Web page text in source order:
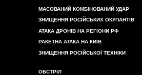
МАСОВАНИЙ КОМБІНОВАНИЙ УДАР
ЗНИЩЕННЯ РОСІЙСЬКИХ ОКУПАНТІВ
АТАКА ДРОНІВ НА РЕГІОНИ РФ
РАКЕТНА АТАКА НА КИЇВ
ЗНИЩЕННЯ РОСІЙСЬКОЇ ТЕХНІКИ
ОБСТРІЛ